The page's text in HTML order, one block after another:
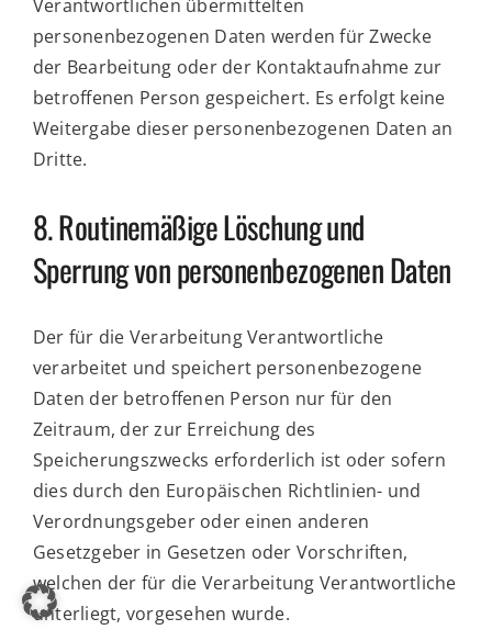
Verantwortlichen übermittelten
personenbezogenen Daten werden für Zwecke
der Bearbeitung oder der Kontaktaufnahme zur
betroffenen Person gespeichert. Es erfolgt keine
Weitergabe dieser personenbezogenen Daten an
Dritte.
8. Routinemäßige Löschung und
Sperrung von personenbezogenen Daten
Der für die Verarbeitung Verantwortliche
verarbeitet und speichert personenbezogene
Daten der betroffenen Person nur für den
Zeitraum, der zur Erreichung des
Speicherungszwecks erforderlich ist oder sofern
dies durch den Europäischen Richtlinien- und
Verordnungsgeber oder einen anderen
Gesetzgeber in Gesetzen oder Vorschriften,
welchen der für die Verarbeitung Verantwortliche
unterliegt, vorgesehen wurde.